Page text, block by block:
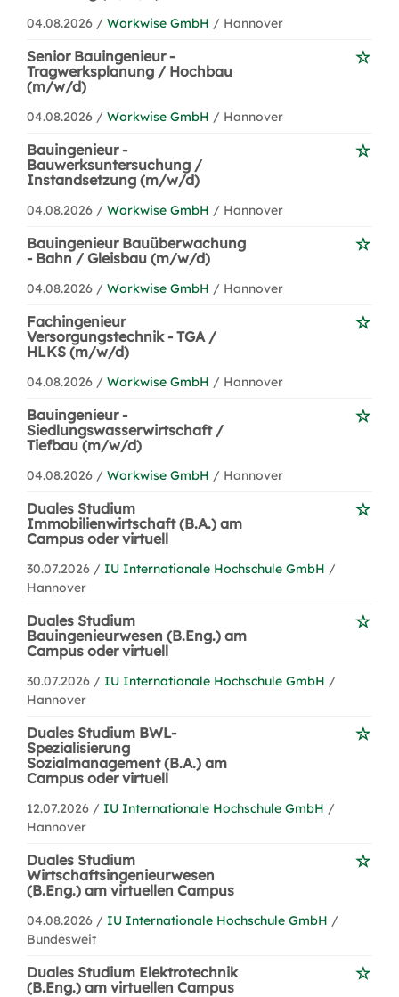
04.08.2026 / Workwise GmbH / Hannover
Senior Bauingenieur -
Tragwerksplanung / Hochbau
(m/w/d)
04.08.2026 / Workwise GmbH / Hannover
Bauingenieur -
Bauwerksuntersuchung /
Instandsetzung (m/w/d)
04.08.2026 / Workwise GmbH / Hannover
Bauingenieur Bauüberwachung
- Bahn / Gleisbau (m/w/d)
04.08.2026 / Workwise GmbH / Hannover
Fachingenieur
Versorgungstechnik - TGA /
HLKS (m/w/d)
04.08.2026 / Workwise GmbH / Hannover
Bauingenieur -
Siedlungswasserwirtschaft /
Tiefbau (m/w/d)
04.08.2026 / Workwise GmbH / Hannover
Duales Studium
Immobilienwirtschaft (B.A.) am
Campus oder virtuell
30.07.2026 / IU Internationale Hochschule GmbH /
Hannover
Duales Studium
Bauingenieurwesen (B.Eng.) am
Campus oder virtuell
30.07.2026 / IU Internationale Hochschule GmbH /
Hannover
Duales Studium BWL-
Spezialisierung
Sozialmanagement (B.A.) am
Campus oder virtuell
12.07.2026 / IU Internationale Hochschule GmbH /
Hannover
Duales Studium
Wirtschaftsingenieurwesen
(B.Eng.) am virtuellen Campus
04.08.2026 / IU Internationale Hochschule GmbH /
Bundesweit
Duales Studium Elektrotechnik
(B.Eng.) am virtuellen Campus